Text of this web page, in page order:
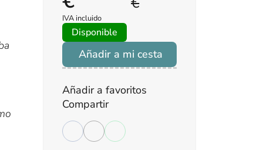
IVA incluido
Disponible
Añadir a mi cesta
Añadir a favoritos
Compartir